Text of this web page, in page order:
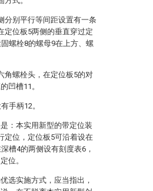
分别平行等间距设置有一条
定位板5两侧的垂直穿过定
螺栓8的螺母9在上方、螺
角螺栓头，在定位板5的对
凹槽11。
手柄12。
：本实用新型的带定位装
定位，定位板5可沿着设在
槽4的两侧设有刻度表6，
位。
选实施方式，应当指出，